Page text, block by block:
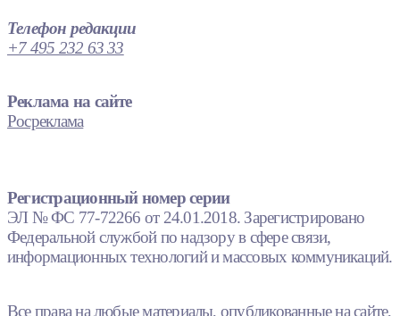
Телефон редакции
+7 495 232 63 33
Реклама на сайте
Росреклама
Регистрационный номер серии
ЭЛ № ФС 77-72266 от 24.01.2018. Зарегистрировано
Федеральной службой по надзору в сфере связи,
информационных технологий и массовых коммуникаций.
Все права на любые материалы, опубликованные на сайте,